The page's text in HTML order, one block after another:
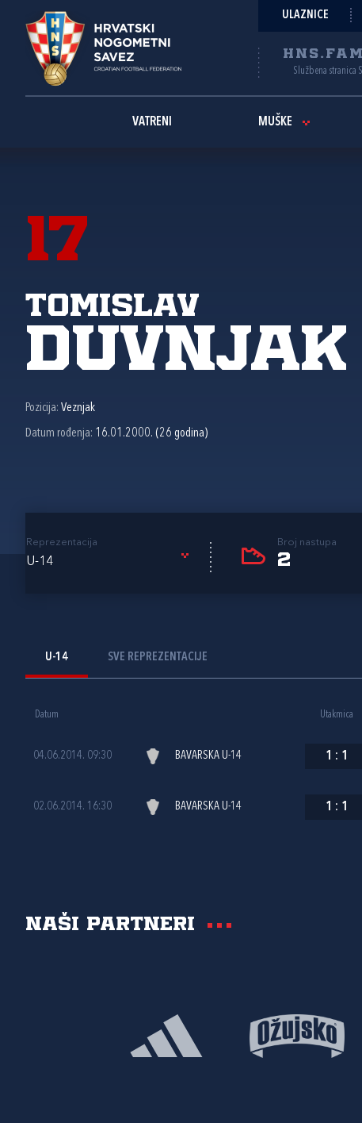
ULAZNICE
Službena stranica
VATRENI MUŠKE
17
Tomislav
Duvnjak
Pozicija: Veznjak
Datum rođenja: 16.01.2000. (26 godina)
Reprezentacija
U-14
Broj nastupa
2
U-14 SVE REPREZENTACIJE
Datum Utakmica
04.06.2014. 09:30 BAVARSKA U-14 1 : 1
02.06.2014. 16:30 BAVARSKA U-14 1 : 1
Naši partneri